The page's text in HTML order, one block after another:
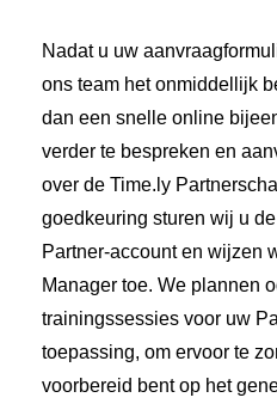
Nadat u uw
ons team het onmiddellijk
dan een snelle online
verder te bespreken en
over de Time.ly
goedkeuring sturen wij u
Partner-account en wijzen
Manager toe. We plannen
trainingssessies voor uw
toepassing, om ervoor te
voorbereid bent op het